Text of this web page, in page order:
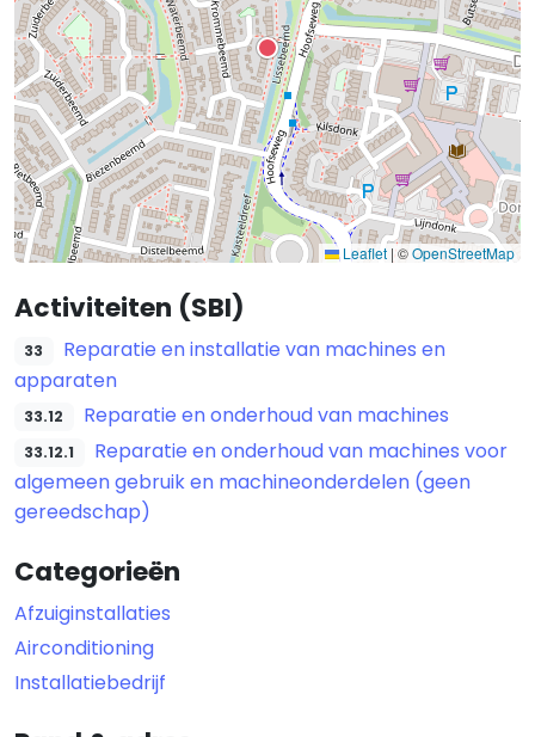
Leaflet | ©OpenStreetMap
Activiteiten (SBI)
33
Reparatie en installatie van machines en
apparaten
33.12 Reparatie en onderhoud van machines
33.12.1
Reparatie en onderhoud van machines voor
algemeen gebruik en machineonderdelen (geen
gereedschap)
Categorieën
Afzuiginstallaties
Airconditioning
Installatiebedrijf